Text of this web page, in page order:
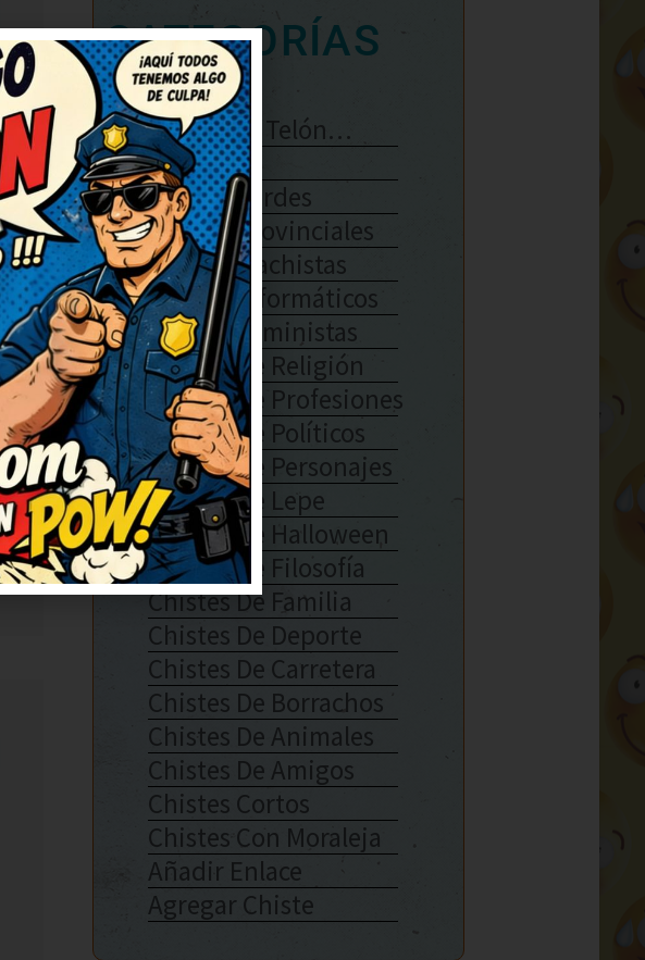
CATEGORÍAS
Se Abre El Telón…
Enlaces
Chistes Verdes
Chistes Provinciales
Chistes Machistas
Chistes Informáticos
Chistes Feministas
Chistes De Religión
Chistes De Profesiones
Chistes De Políticos
Chistes De Personajes
Chistes De Lepe
Chistes De Halloween
Chistes De Filosofía
Chistes De Familia
Chistes De Deporte
Chistes De Carretera
Chistes De Borrachos
Chistes De Animales
Chistes De Amigos
Chistes Cortos
Chistes Con Moraleja
Añadir Enlace
Agregar Chiste